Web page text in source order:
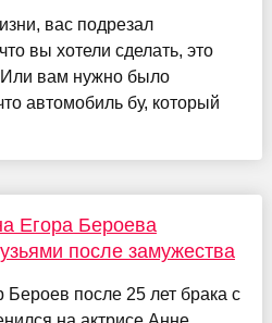
вас подрезал
вы хотели сделать, это
Или вам нужно было
автомобиль бу, который
Егора Бероева
после замужества
Бероев после 25 лет брака с